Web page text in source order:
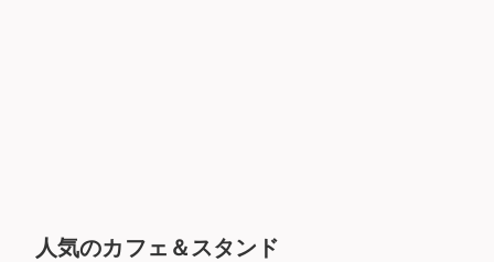
人気のカフェ＆スタンド